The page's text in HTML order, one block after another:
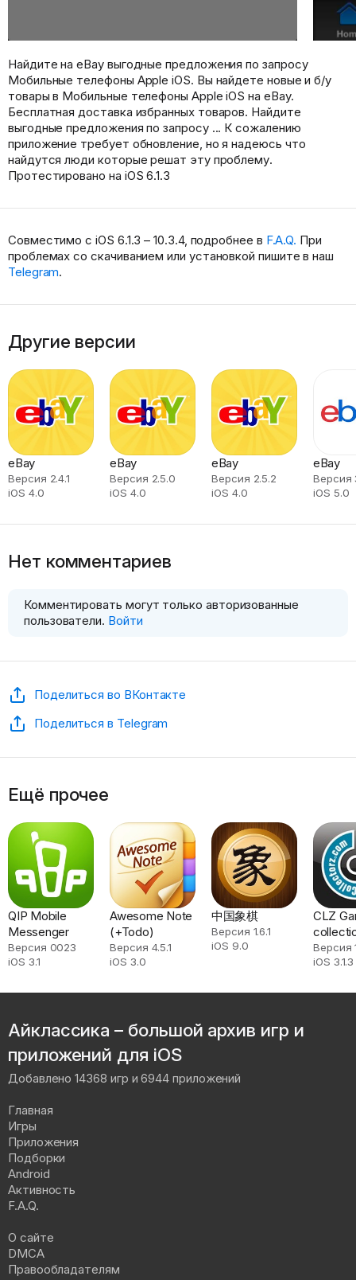
Найдите на eBay выгодные предложения по запросу
Мобильные телефоны Apple iOS. Вы найдете новые и б/у
товары в Мобильные телефоны Apple iOS на eBay.
Бесплатная доставка избранных товаров. Найдите
выгодные предложения по запросу ... К сожалению
приложение требует обновление, но я надеюсь что
найдутся люди которые решат эту проблему.
Протестировано на iOS 6.1.3
Совместимо с iOS 6.1.3 – 10.3.4, подробнее в F.A.Q. При
проблемах со скачиванием или установкой пишите в наш
Telegram.
Другие версии
eBay
Версия 2.4.1
iOS 4.0
eBay
Версия 2.5.0
iOS 4.0
eBay
Версия 2.5.2
iOS 4.0
eBay
Версия
iOS 5.0
Нет комментариев
Комментировать могут только авторизованные
пользователи. Войти
Поделиться во ВКонтакте
Поделиться в Telegram
Ещё прочее
QIP Mobile
Messenger
Версия 0023
iOS 3.1
Awesome Note
(+Todo)
Версия 4.5.1
iOS 3.0
中国象棋
Версия 1.6.1
iOS 9.0
CLZ
Версия
iOS 3.1.3
Айклассика – большой архив игр и
приложений для iOS
Добавлено 14368 игр и 6944 приложений
Главная
Игры
Приложения
Подборки
Android
Активность
F.A.Q.
О сайте
DMCA
Правообладателям